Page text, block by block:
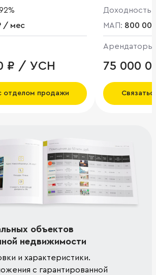
/ мес
₽ / УСН
отделом продажи
Доходность:
МАП: 800
75 000
объектов
недвижимости
и характеристики.
с гарантированной